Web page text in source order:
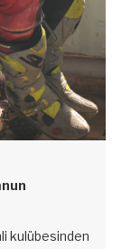
kulübesinden